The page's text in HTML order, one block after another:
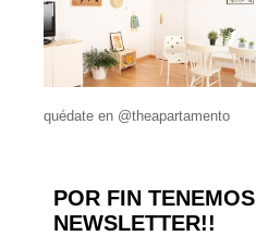
quédate en @theapartamento
POR FIN TENEMOS
NEWSLETTER!!